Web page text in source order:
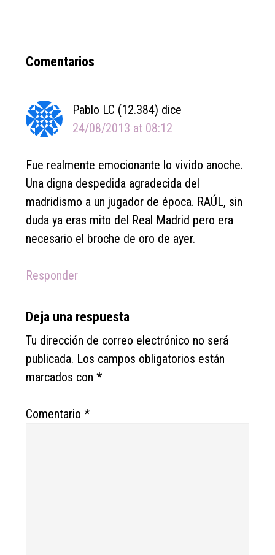
Reader
Comentarios
Pablo LC (12.384) dice
24/08/2013 at 08:12
Fue realmente emocionante lo vivido anoche.
Una digna despedida agradecida del
madridismo a un jugador de época. RAÚL, sin
duda ya eras mito del Real Madrid pero era
necesario el broche de oro de ayer.
Responder
Deja una respuesta
Tu dirección de correo electrónico no será
publicada. Los campos obligatorios están
marcados con*
Comentario*